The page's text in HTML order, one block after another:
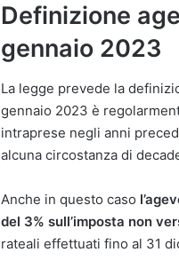
Definizione
gennaio 2023
La legge prevede la
gennaio 2023 è
intraprese negli anni
alcuna circostanza di
Anche in questo caso
del 3% sull’imposta non
rateali effettuati fino al 31